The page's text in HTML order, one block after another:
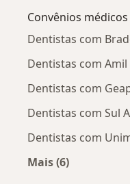
Convênios
Dentistas com
Dentistas com
Dentistas com
Dentistas com Sul
Dentistas com
Mais (6)